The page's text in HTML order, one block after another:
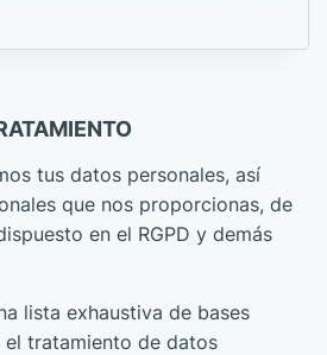
tus datos personales, así
que nos proporcionas, de
en el RGPD y demás
lista exhaustiva de bases
el tratamiento de datos